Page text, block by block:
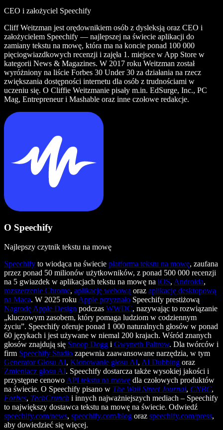
CEO i założyciel Speechify
Cliff Weitzman jest orędownikiem osób z dysleksją oraz CEO i
założycielem Speechify — najlepszej na świecie aplikacji do
zamiany tekstu na mowę, która ma na koncie ponad 100 000
pięciogwiazdkowych recenzji i zajęła 1. miejsce w App Store w
kategorii News & Magazines. W 2017 roku Weitzman został
wyróżniony na liście Forbes 30 Under 30 za działania na rzecz
zwiększania dostępności internetu dla osób z trudnościami w
uczeniu się. O Cliffie Weitzmanie pisały m.in. EdSurge, Inc., PC
Mag, Entrepreneur i Mashable oraz inne czołowe redakcje.
O Speechify
Najlepszy czytnik tekstu na mowę
Speechify to wiodąca na świecie platforma tekstu na mowę, zaufana
przez ponad 50 milionów użytkowników, z ponad 500 000 recenzji
na 5 gwiazdek w aplikacjach tekstu na mowę na iOS, Androida,
rozszerzenie Chrome, aplikację webową oraz aplikację desktopową
na Maca. W 2025 roku Apple przyznało Speechify prestiżową
Nagrodę Apple Design podczas WWDC, nazywając to rozwiązanie
„kluczowym zasobem, który pomaga ludziom w codziennym
życiu”. Speechify oferuje ponad 1 000 naturalnych głosów w ponad
60 językach i jest używane w niemal 200 krajach. Wśród znanych
głosów znajdują się Snoop Dogg i Gwyneth Paltrow. Dla twórców i
firm Speechify Studio zapewnia zaawansowane narzędzia, w tym
Generator Głosu AI, Klonowanie głosu AI, AI Dubbing oraz
Zmieniacz głosu AI. Speechify dostarcza także wysokiej jakości i
przystępne cenowo API tekstu na mowę dla czołowych produktów
na świecie. O Speechify pisano w The Wall Street Journal, CNBC,
Forbes, TechCrunch i innych najważniejszych mediach – Speechify
to największy dostawca tekstu na mowę na świecie. Odwiedź
speechify.com/news, speechify.com/blog oraz speechify.com/press,
aby dowiedzieć się więcej.